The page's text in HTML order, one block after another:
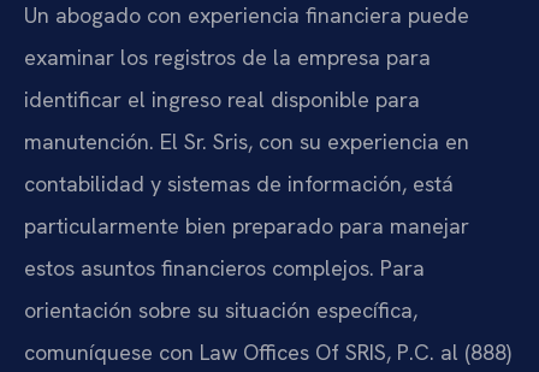
Un abogado con experiencia financiera puede
examinar los registros de la empresa para
identificar el ingreso real disponible para
manutención. El Sr. Sris, con su experiencia en
contabilidad y sistemas de información, está
particularmente bien preparado para manejar
estos asuntos financieros complejos. Para
orientación sobre su situación específica,
comuníquese con Law Offices Of SRIS, P.C. al (888)